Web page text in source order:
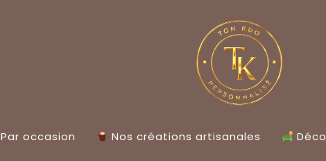
Par occasion Nos créations artisanales Déco